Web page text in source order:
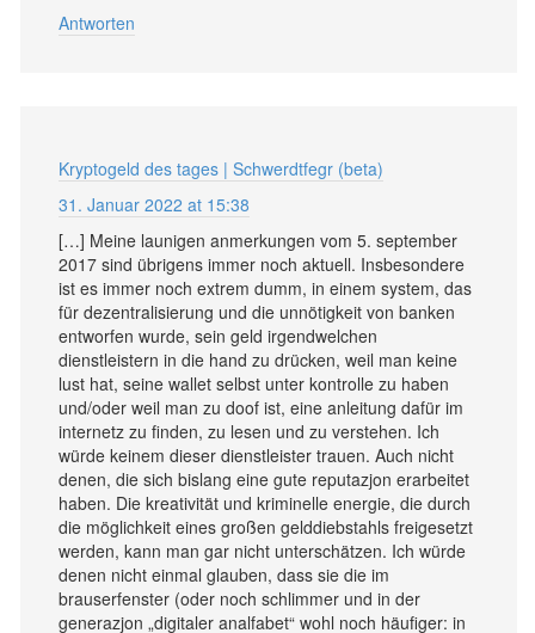
Antworten
Kryptogeld des tages | Schwerdtfegr (beta)
31. Januar 2022 at 15:38
[…] Meine launigen anmerkungen vom 5. september
2017 sind übrigens immer noch aktuell. Insbesondere
ist es immer noch extrem dumm, in einem system, das
für dezentralisierung und die unnötigkeit von banken
entworfen wurde, sein geld irgendwelchen
dienstleistern in die hand zu drücken, weil man keine
lust hat, seine wallet selbst unter kontrolle zu haben
und/oder weil man zu doof ist, eine anleitung dafür im
internetz zu finden, zu lesen und zu verstehen. Ich
würde keinem dieser dienstleister trauen. Auch nicht
denen, die sich bislang eine gute reputazjon erarbeitet
haben. Die kreativität und kriminelle energie, die durch
die möglichkeit eines großen gelddiebstahls freigesetzt
werden, kann man gar nicht unterschätzen. Ich würde
denen nicht einmal glauben, dass sie die im
brauserfenster (oder noch schlimmer und in der
generazjon „digitaler analfabet“ wohl noch häufiger: in